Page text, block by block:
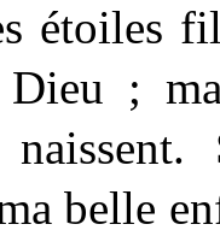
étoiles
;
belle